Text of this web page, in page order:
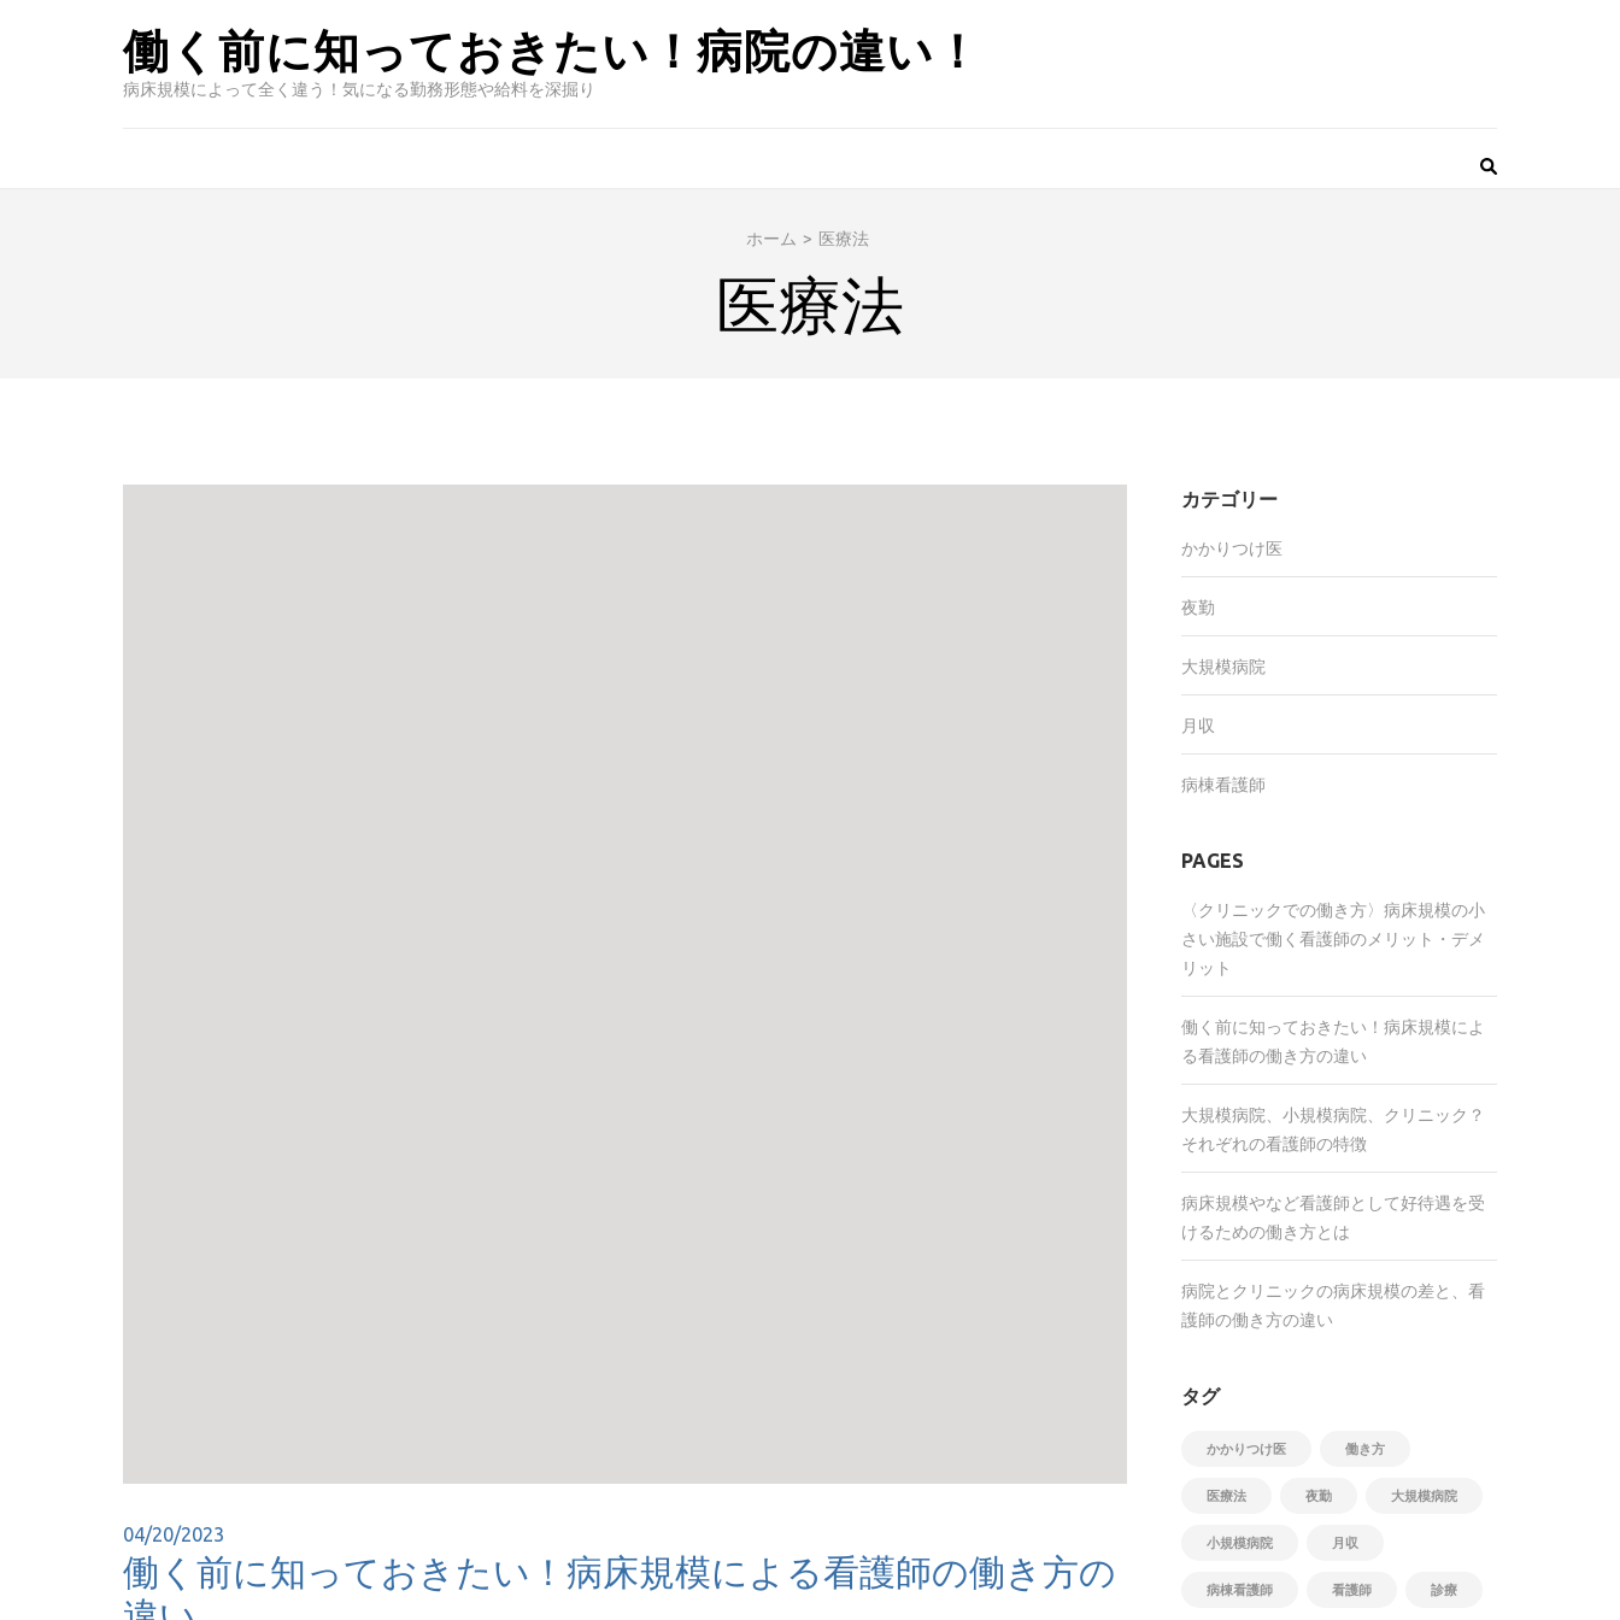
働く前に知っておきたい！病院の違い！
病床規模によって全く違う！気になる勤務形態や給料を深掘り
ホーム > 医療法
医療法
04/20/2023
働く前に知っておきたい！病床規模による看護師の働き方の
カテゴリー
かかりつけ医
夜勤
大規模病院
月収
病棟看護師
PAGES
〈クリニックでの働き方〉病床規模の小
さい施設で働く看護師のメリット・デメ
リット
働く前に知っておきたい！病床規模によ
る看護師の働き方の違い
大規模病院、小規模病院、クリニック？
それぞれの看護師の特徴
病床規模やなど看護師として好待遇を受
けるための働き方とは
病院とクリニックの病床規模の差と、看
護師の働き方の違い
タグ
かかりつけ医 働き方
医療法 夜勤 大規模病院
小規模病院 月収
病棟看護師 看護師 診療